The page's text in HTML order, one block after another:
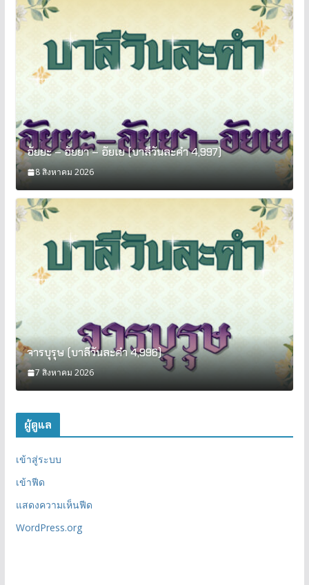
อัยยะ – อัยยา – อัยเย (บาลีวันละคำ 4,997)
8 สิงหาคม 2026
จารบุรุษ (บาลีวันละคำ 4,996)
7 สิงหาคม 2026
ผู้ดูแล
เข้าสู่ระบบ
เข้าฟีด
แสดงความเห็นฟีด
WordPress.org